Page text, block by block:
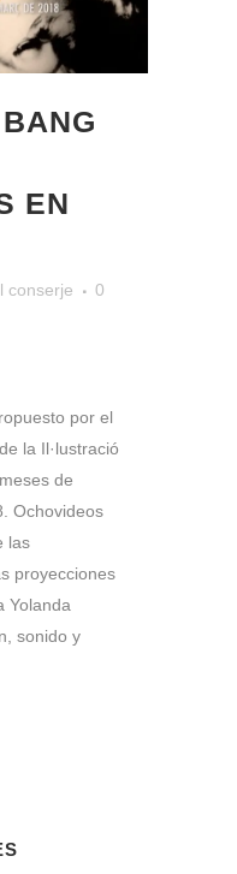
EN
conserje
0
por el
la Il·lustració
de
Ochovideos
las
proyecciones
Yolanda
sonido y